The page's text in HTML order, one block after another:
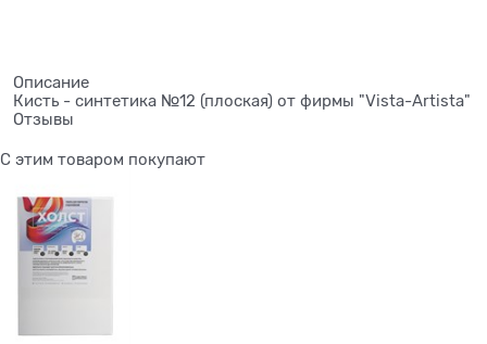
Описание
Кисть - синтетика №12 (плоская) от фирмы "Vista-Artista"
Отзывы
С этим товаром покупают